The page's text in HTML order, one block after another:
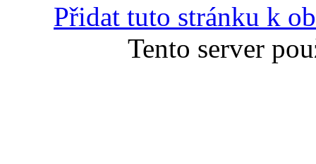
Přidat tuto stránku k
Tento server